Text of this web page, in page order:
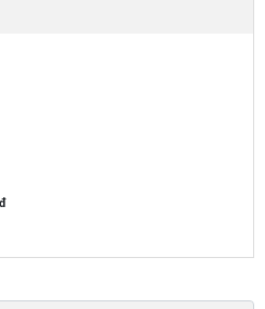
đ